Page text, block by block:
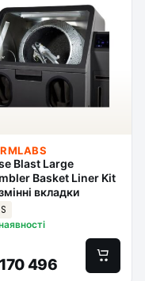
Blast Large
Basket Liner Kit
вкладки
170 496